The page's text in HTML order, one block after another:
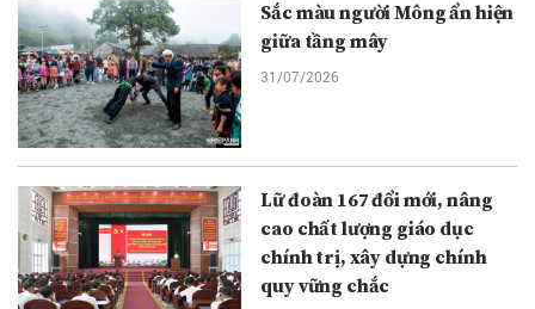
Sắc màu người Mông ẩn hiện
giữa tầng mây
31/07/2026
Lữ đoàn 167 đổi mới, nâng
cao chất lượng giáo dục
chính trị, xây dựng chính
quy vững chắc